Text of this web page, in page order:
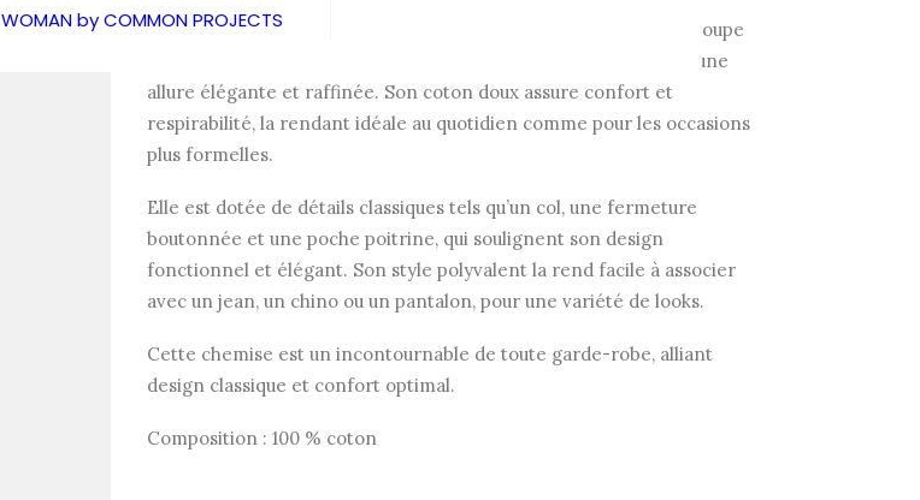
WOMAN by COMMON PROJECTS
initial
95,00€.
actuel
47,50€.
La chemise classique Colt pour homme, 100 % coton, offre une coupe
confortable et intemporelle. Sa silhouette classique lui confère une
allure élégante et raffinée. Son coton doux assure confort et
respirabilité, la rendant idéale au quotidien comme pour les occasions
plus formelles.
Elle est dotée de détails classiques tels qu’un col, une fermeture
boutonnée et une poche poitrine, qui soulignent son design
fonctionnel et élégant. Son style polyvalent la rend facile à associer
avec un jean, un chino ou un pantalon, pour une variété de looks.
Cette chemise est un incontournable de toute garde-robe, alliant
design classique et confort optimal.
Composition : 100 % coton